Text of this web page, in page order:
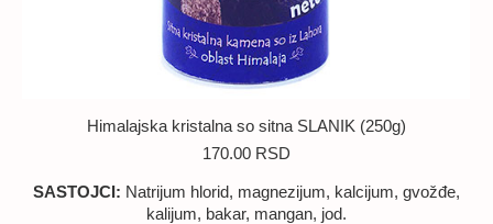
Himalajska kristalna so sitna SLANIK (250g)
170.00 RSD
SASTOJCI: Natrijum hlorid, magnezijum, kalcijum, gvožđe,
kalijum, bakar, mangan, jod.